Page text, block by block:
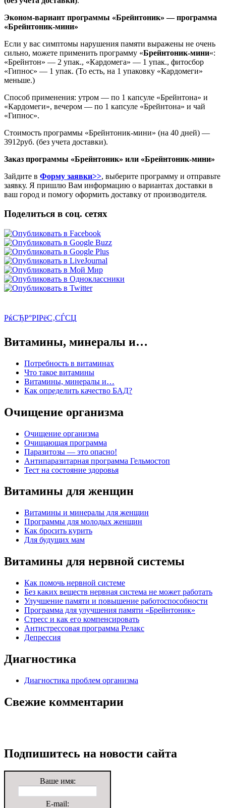
Эконом-вариант программы «Брейнтоник» — программа
«Брейнтоник-мини»
Если у вас симптомы нарушения памяти выражены не очень
сильно, можете применить программу «Брейнтоник-мини«:
«Брейнтон» — 2 упак., «Кардомега» — 1 упак., фитосбор
«Гипнос» — 1 упак. (То есть, на 1 упаковку «Кардомеги»
меньше.)
Способ применения: утром — по 1 капсуле «Брейнтона» и
«Кардомеги», вечером — по 1 капсуле «Брейнтона» и чай
«Гипнос».
Стоимость программы «Брейнтоник-мини» (на 40 дней) —
3912руб. (без учета доставки).
Заказ программы «Брейнтоник» или «Брейнтоник-мини»
Зайдите в Форму заявки>>, выберите программу и отправьте
заявку. Я пришлю Вам информацию о вариантах доставки в
ваш город и помогу оформить доставку от производителя.
Поделиться в соц. сетях
РќСЂР°РІРёС‚СЃСЏ
Витамины, минералы и…
Потребность в витаминах
Что такое витамины
Витамины, минералы и…
Как определить качество БАД?
Очищение организма
Очищение организма
Очищающая программа
Паразитозы — это опасно!
Антипаразитарная программа Гельмостоп
Тест на состояние здоровья
Витамины для женщин
Витамины и минералы для женщин
Программы для молодых женщин
Как бросить курить
Для будущих мам
Витамины для нервной системы
Как помочь нервной системе
Без каких веществ нервная система не может работать
Улучшение памяти и повышение работоспособности
Программа для улучшения памяти «Брейнтоник»
Стресс и как его компенсировать
Антистрессовая программа Релакс
Депрессия
Диагностика
Диагностика проблем организма
Свежие комментарии
Подпишитесь на новости сайта
Ваше имя:
E-mail: